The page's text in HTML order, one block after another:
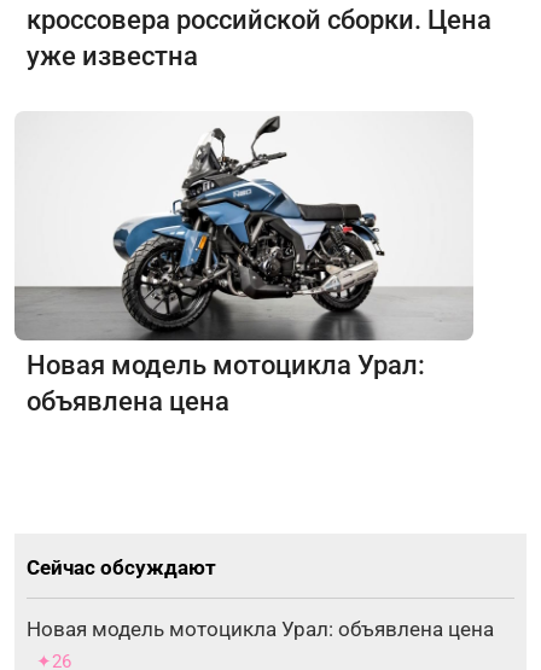
кроссовера российской сборки. Цена
уже известна
Новая модель мотоцикла Урал:
объявлена цена
Сейчас обсуждают
Новая модель мотоцикла Урал: объявлена цена
✦26